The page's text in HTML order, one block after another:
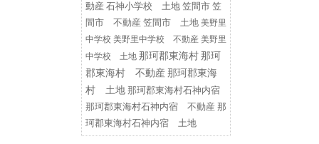
動産 石神小学校 土地 笠間市 笠
間市 不動産 笠間市 土地 美野里
中学校 美野里中学校 不動産 美野里
中学校 土地 那珂郡東海村那珂
郡東海村 不動産那珂郡東海
村 土地 那珂郡東海村石神内宿
那珂郡東海村石神内宿 不動産 那
珂郡東海村石神内宿 土地